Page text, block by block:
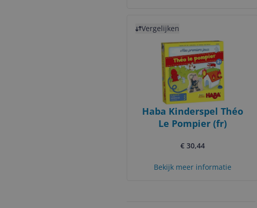
Vergelijken
Haba Kinderspel Théo
Le Pompier (fr)
€ 30,44
Bekijk meer informatie